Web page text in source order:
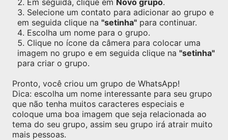
Em seguida, clique em Novo grupo.
Selecione um contato para adicionar ao grupo e
em seguida clique na "setinha" para continuar.
Escolha um nome para o grupo.
Clique no ícone da câmera para colocar uma
imagem no grupo e em seguida clique na "setinha"
para criar o grupo.
Pronto, você criou um grupo de WhatsApp!
Dica: escolha um nome interessante para seu grupo
que não tenha muitos caracteres especiais e
coloque uma boa imagem que seja relacionada ao
tema do seu grupo, assim seu grupo irá atrair muito
mais pessoas.